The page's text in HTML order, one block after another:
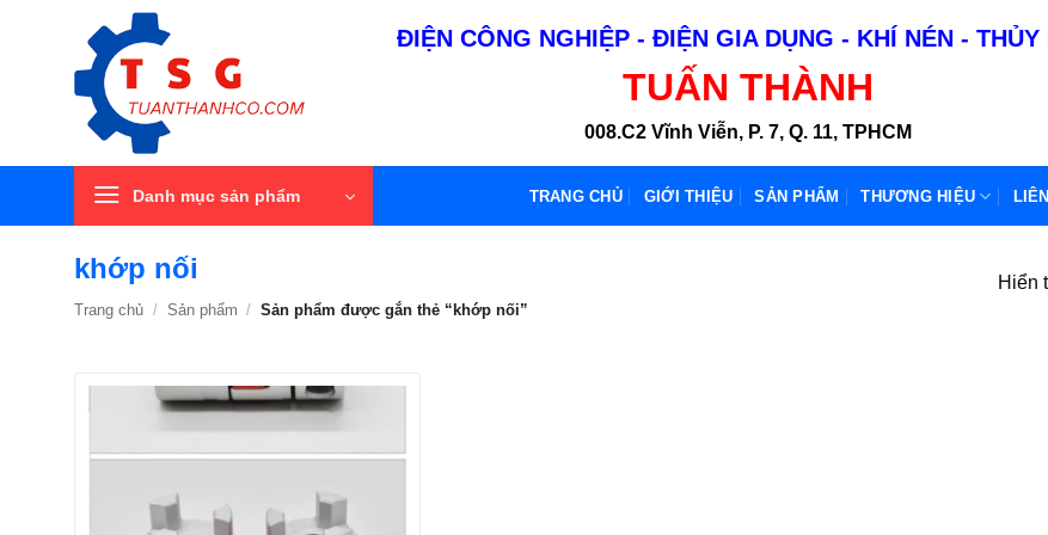
ĐIỆN CÔNG NGHIỆP - ĐIỆN GIA DỤNG - KHÍ NÉN -
TUẤN THÀNH
008.C2 Vĩnh Viễn, P. 7, Q. 11, TPHCM
Danh mục sản phẩm TRANG CHỦ GIỚI THIỆU SẢN PHẨM THƯƠNG HIỆU
khớp nối
Trang chủ / Sản phẩm / Sản phẩm được gắn thẻ “khớp nối”
Hiển